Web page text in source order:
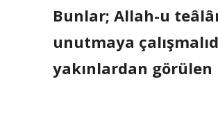
Bunlar; Allah-u
unutmaya
yakınlardan